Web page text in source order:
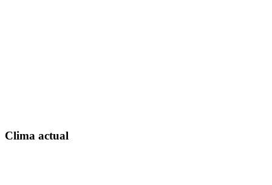
Clima actual